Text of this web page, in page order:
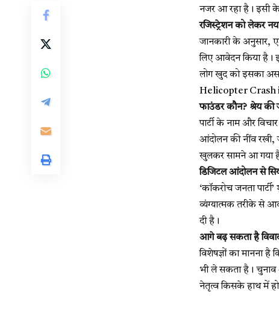
नजर आ रहा है। इसी
रजिस्ट्रेशन को लेकर
जानकारी के अनुसार,
लिए आवेदन किया है।
लोग खुद को इसका
Helicopter Crash in
फाउंडर कौन? श्रेय
पार्टी के नाम और
आंदोलन की नींव रखी,
खुलकर सामने आ गया
डिजिटल आंदोलन से
‘कॉकरोच जनता
व्यंग्यात्मक तरीके से
दी है।
आगे बढ़ सकता है
विशेषज्ञों का मानना
भी ले सकता है। चुनाव
नेतृत्व किसके हाथ में